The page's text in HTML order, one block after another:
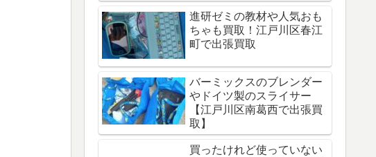
進研ゼミの教材や人気おも
ちゃも買取！江戸川区春江
町で出張買取
バーミックスのブレンダー
やドイツ製のスライサー
【江戸川区南葛西で出張買
取】
買ったけれど使っていない